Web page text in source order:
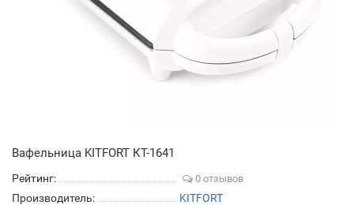
Вафельница KITFORT КТ-1641
Рейтинг: 0 отзывов
Производитель:
KITFORT